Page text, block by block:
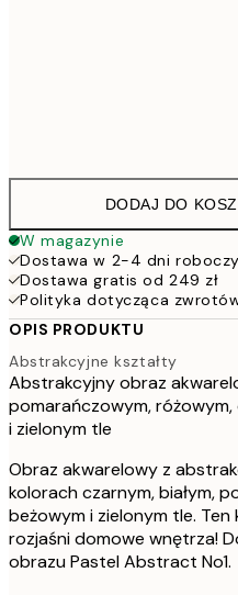
DODAJ DO
W magazynie
Dostawa w 2-4 dni
Dostawa gratis od 249 zł
Polityka dotycząca
OPIS PRODUKTU
Abstrakcyjne kształty
Abstrakcyjny obraz
pomarańczowym, różowym,
i zielonym tle
Obraz akwarelowy z
kolorach czarnym, białym,
beżowym i zielonym tle.
rozjaśni domowe wnętrza!
obrazu Pastel Abstract No1.